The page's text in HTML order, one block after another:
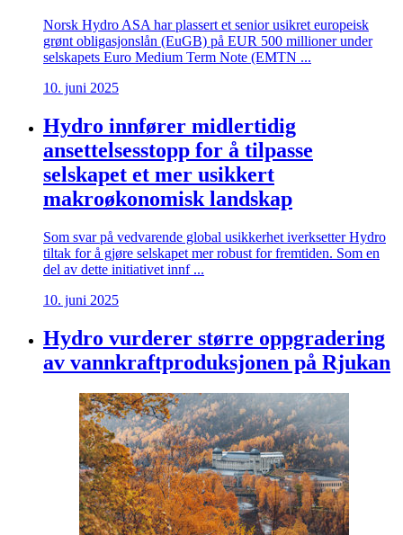
Norsk Hydro ASA har plassert et senior usikret europeisk
grønt obligasjonslån (EuGB) på EUR 500 millioner under
selskapets Euro Medium Term Note (EMTN ...
10. juni 2025
Hydro innfører midlertidig
ansettelsesstopp for å tilpasse
selskapet et mer usikkert
makroøkonomisk landskap
Som svar på vedvarende global usikkerhet iverksetter Hydro
tiltak for å gjøre selskapet mer robust for fremtiden. Som en
del av dette initiativet innf ...
10. juni 2025
Hydro vurderer større oppgradering
av vannkraftproduksjonen på Rjukan